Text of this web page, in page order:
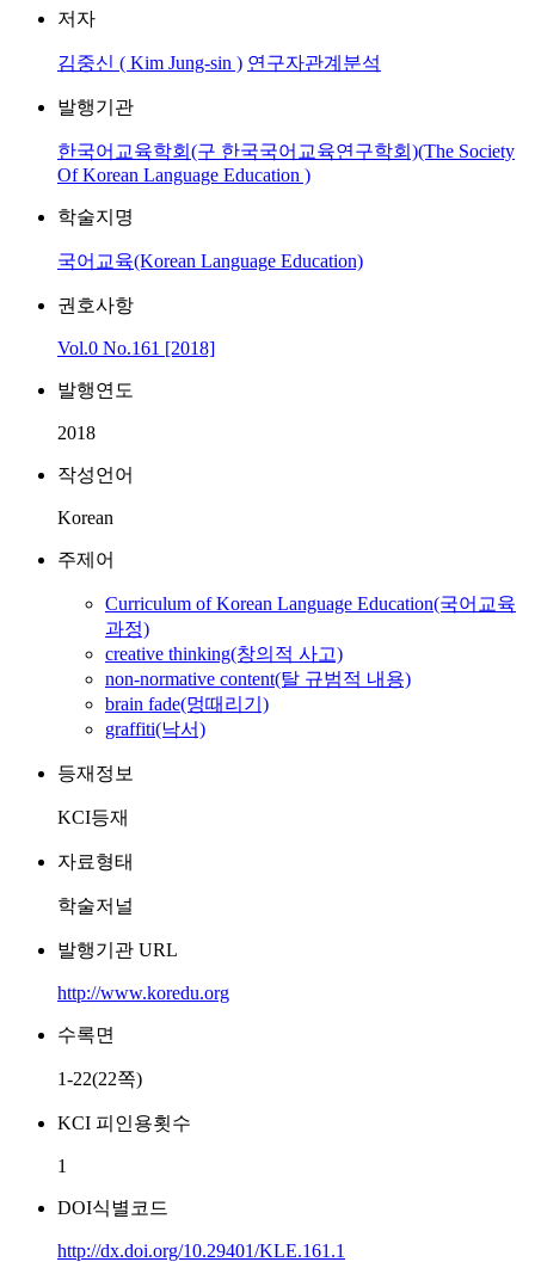
저자
김중신 ( Kim Jung-sin ) 연구자관계분석
발행기관
한국어교육학회(구 한국국어교육연구학회)(The Society
Of Korean Language Education )
학술지명
국어교육(Korean Language Education)
권호사항
Vol.0 No.161 [2018]
발행연도
2018
작성언어
Korean
주제어
Curriculum of Korean Language Education(국어교육
과정)
creative thinking(창의적 사고)
non-normative content(탈 규범적 내용)
brain fade(멍때리기)
graffiti(낙서)
등재정보
KCI등재
자료형태
학술저널
발행기관 URL
http://www.koredu.org
수록면
1-22(22쪽)
KCI 피인용횟수
1
DOI식별코드
http://dx.doi.org/10.29401/KLE.161.1